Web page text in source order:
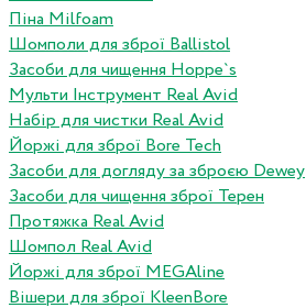
Піна Milfoam
Шомполи для зброї Ballistol
Засоби для чищення Hoppe`s
Мульти Інструмент Real Avid
Набір для чистки Real Avid
Йоржі для зброї Bore Tech
Засоби для догляду за зброєю Dewey
Засоби для чищення зброї Терен
Протяжка Real Avid
Шомпол Real Avid
Йоржі для зброї MEGAline
Вішери для зброї KleenBore